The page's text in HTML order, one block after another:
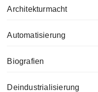
Architekturmacht
Automatisierung
Biografien
Deindustrialisierung